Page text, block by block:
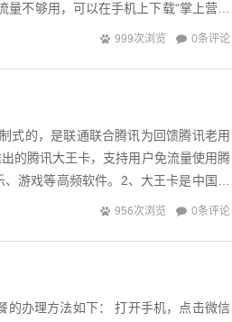
不够用，可以在手机上下载“掌上营业
999次浏览 0条评论
式的，是联通联合腾讯为回馈腾讯老用
的腾讯大王卡，支持用户免流量使用腾
游戏等高频软件。2、大王卡是中国联
餐...
956次浏览 0条评论
的办理方法如下： 打开手机，点击微信